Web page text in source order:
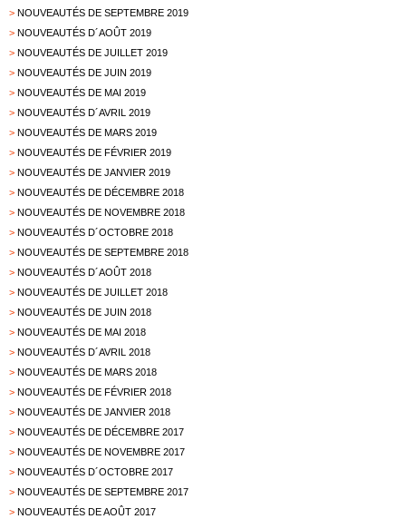
> NOUVEAUTÉS DE SEPTEMBRE 2019
> NOUVEAUTÉS D´AOÛT 2019
> NOUVEAUTÉS DE JUILLET 2019
> NOUVEAUTÉS DE JUIN 2019
> NOUVEAUTÉS DE MAI 2019
> NOUVEAUTÉS D´AVRIL 2019
> NOUVEAUTÉS DE MARS 2019
> NOUVEAUTÉS DE FÉVRIER 2019
> NOUVEAUTÉS DE JANVIER 2019
> NOUVEAUTÉS DE DÉCEMBRE 2018
> NOUVEAUTÉS DE NOVEMBRE 2018
> NOUVEAUTÉS D´OCTOBRE 2018
> NOUVEAUTÉS DE SEPTEMBRE 2018
> NOUVEAUTÉS D´AOÛT 2018
> NOUVEAUTÉS DE JUILLET 2018
> NOUVEAUTÉS DE JUIN 2018
> NOUVEAUTÉS DE MAI 2018
> NOUVEAUTÉS D´AVRIL 2018
> NOUVEAUTÉS DE MARS 2018
> NOUVEAUTÉS DE FÉVRIER 2018
> NOUVEAUTÉS DE JANVIER 2018
> NOUVEAUTÉS DE DÉCEMBRE 2017
> NOUVEAUTÉS DE NOVEMBRE 2017
> NOUVEAUTÉS D´OCTOBRE 2017
> NOUVEAUTÉS DE SEPTEMBRE 2017
> NOUVEAUTÉS DE AOÛT 2017